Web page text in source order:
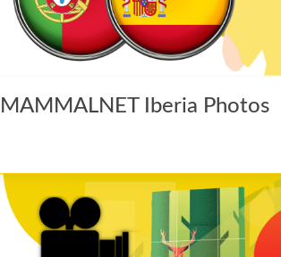
MAMMALNET Iberia Photos